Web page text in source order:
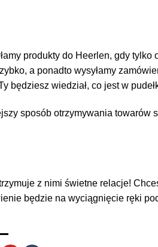
produkty do Heerlen, gdy tylko
a ponadto wysyłamy
będziesz wiedział, co jest w
sposób otrzymywania towarów
z nimi świetne relacje!
będzie na wyciągnięcie ręki